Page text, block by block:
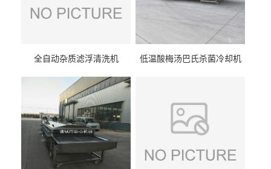
全自动杂质滤浮清洗机 低温酸梅汤巴氏杀菌冷却机